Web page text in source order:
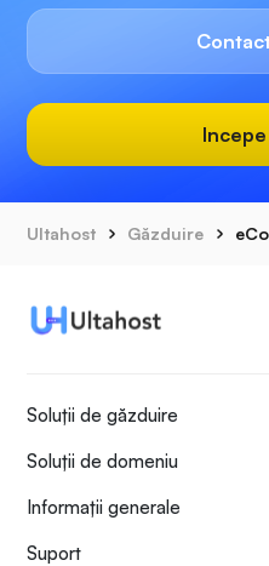
Ultahost Găzduire
Soluții de găzduire
Soluții de domeniu
Informații generale
Suport